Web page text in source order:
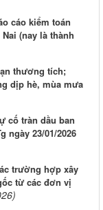
cáo kiểm toán
(nay là thành
thương tích;
dịp hè, mùa mưa
cố tràn dầu ban
ngày 23/01/2026
trường hợp xây
từ các đơn vị